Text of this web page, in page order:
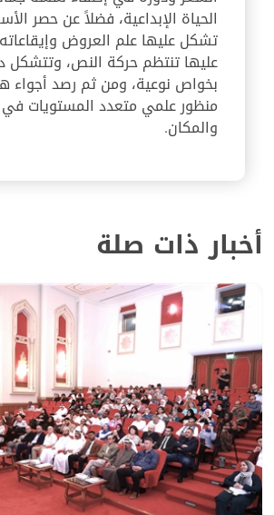
الحياة الإبداعية، فضلاً عن حصر
تشكل عليها علم العروض وإيقاعاته
عليها تنتظم حركة النص، وتتشكل
بخواص نوعية، ومن ثم رصد أجواء
منظور علمي متعدد المستويات في
والمكان.
أخبار ذات صلة